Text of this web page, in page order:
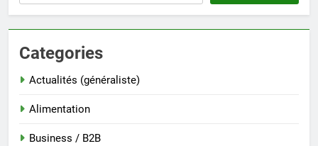
Categories
Actualités (généraliste)
Alimentation
Business / B2B